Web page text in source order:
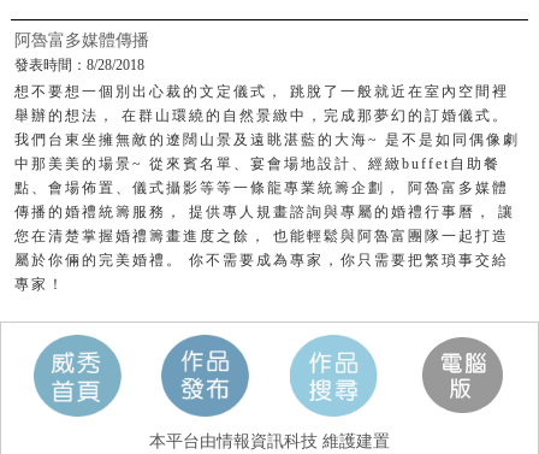
阿魯富多媒體傳播
發表時間：8/28/2018
想不要想一個別出心裁的文定儀式， 跳脫了一般就近在室內空間裡
舉辦的想法， 在群山環繞的自然景緻中，完成那夢幻的訂婚儀式。
我們台東坐擁無敵的遼闊山景及遠眺湛藍的大海~ 是不是如同偶像劇
中那美美的場景~ 從來賓名單、宴會場地設計、經緻buffet自助餐
點、會場佈置、儀式攝影等等一條龍專業統籌企劃， 阿魯富多媒體
傳播的婚禮統籌服務， 提供專人規畫諮詢與專屬的婚禮行事曆， 讓
您在清楚掌握婚禮籌畫進度之餘， 也能輕鬆與阿魯富團隊一起打造
屬於你倆的完美婚禮。 你不需要成為專家，你只需要把繁瑣事交給
專家！
本平台由情報資訊科技 維護建置